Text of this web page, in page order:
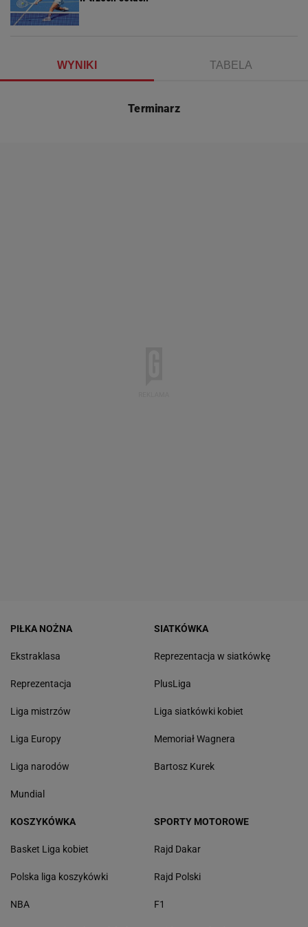
WYNIKI TABELA
Terminarz
PIŁKA NOŻNA
Ekstraklasa
Reprezentacja
Liga mistrzów
Liga Europy
Liga narodów
Mundial
SIATKÓWKA
Reprezentacja w siatkówkę
PlusLiga
Liga siatkówki kobiet
Memoriał Wagnera
Bartosz Kurek
KOSZYKÓWKA
Basket Liga kobiet
Polska liga koszykówki
NBA
SPORTY MOTOROWE
Rajd Dakar
Rajd Polski
F1